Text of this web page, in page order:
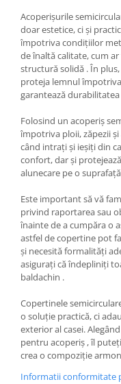
Acoperișurile
doar estetice, ci și
împotriva condițiilor
de înaltă calitate, cum
structură solidă . În
proteja lemnul
garantează
Folosind un acoperiș
împotriva ploii, zăpezii
când intrați și ieșiți din
confort, dar și
alunecare pe o
Este important să vă
privind raportarea sau
înainte de a cumpăra o
astfel de copertine pot
și necesită formalități
asigurați că îndepliniți
baldachin .
Copertinele
o soluție practică, ci
exterior al casei.
pentru acoperiș , îl
crea o compoziție
Informatii conformitate